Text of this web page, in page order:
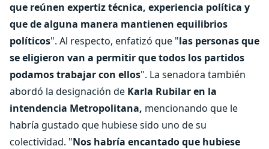
que reúnen expertiz técnica, experiencia política y
que de alguna manera mantienen equilibrios
políticos". Al respecto, enfatizó que "las personas que
se eligieron van a permitir que todos los partidos
podamos trabajar con ellos". La senadora también
abordó la designación de Karla Rubilar en la
intendencia Metropolitana, mencionando que le
habría gustado que hubiese sido uno de su
colectividad. "Nos habría encantado que hubiese